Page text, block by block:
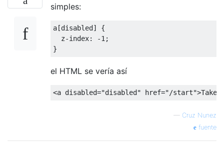
simples:
a[disabled]
{
z-index: -1 ;
}
el HTML se vería así
<a disabled="disabled" href="/start">Take
— Cruz Nunez
fuente